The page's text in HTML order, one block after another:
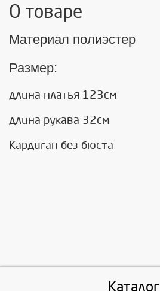
О товаре
Материал полиэстер
Размер:
длина платья 123см
длина рукава 32см
Кардиган без бюста
Каталог